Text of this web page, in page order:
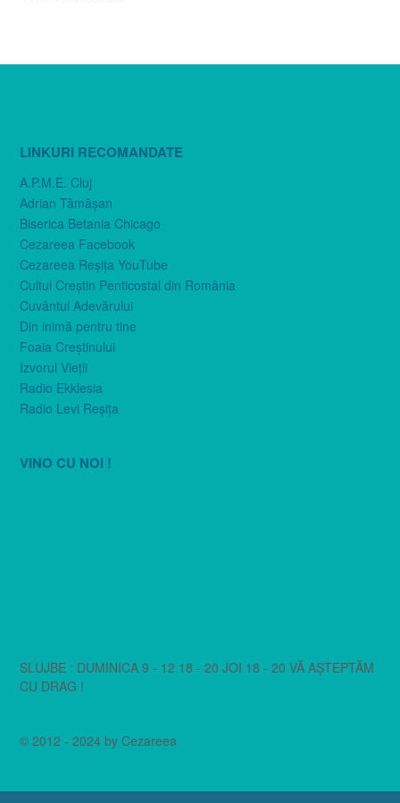
LINKURI RECOMANDATE
A.P.M.E. Cluj
Adrian Tămăşan
Biserica Betania Chicago
Cezareea Facebook
Cezareea Reşiţa YouTube
Cultul Creştin Penticostal din România
Cuvântul Adevărului
Din inimă pentru tine
Foaia Creştinului
Izvorul Vieţii
Radio Ekklesia
Radio Levi Reşiţa
VINO CU NOI !
SLUJBE : DUMINICA 9 - 12 18 - 20 JOI 18 - 20 VĂ AȘTEPTĂM
CU DRAG !
© 2012 - 2024 by Cezareea